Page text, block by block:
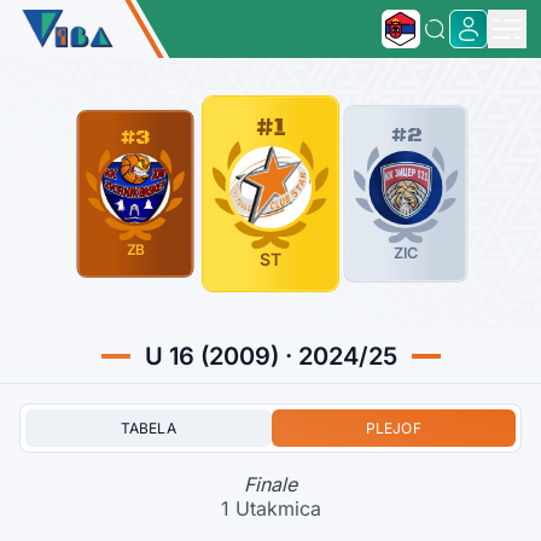
#3
ZB
#1
ST
#2
ZIC
U 16 (2009) · 2024/25
TABELA PLEJOF
Finale
1 Utakmica